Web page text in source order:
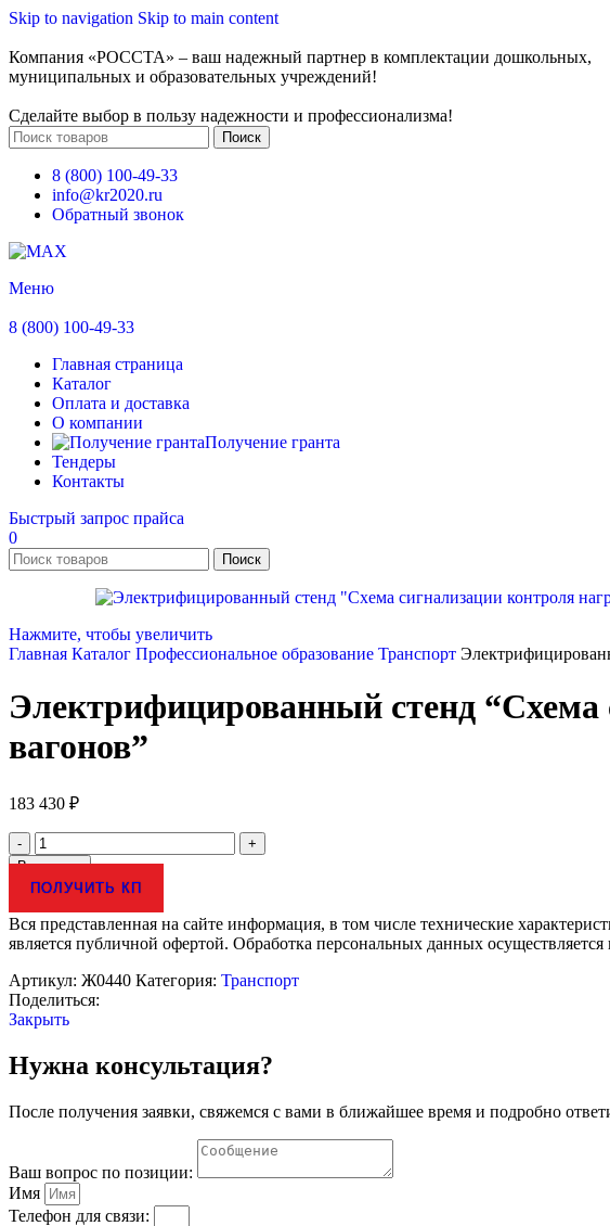
Skip to navigation Skip to main content
Компания «РОССТА» – ваш надежный партнер в комплектации дошкольных,
муниципальных и образовательных учреждений!
Сделайте выбор в пользу надежности и профессионализма!
Поиск
8 (800) 100-49-33
info@kr2020.ru
Обратный звонок
Меню
8 (800) 100-49-33
Главная страница
Каталог
Оплата и доставка
О компании
Получение гранта
Тендеры
Контакты
Быстрый запрос прайса
0
Поиск
Нажмите, чтобы увеличить
Главная Каталог Профессиональное образование Транспорт
Электрифицированный стенд “Схема
вагонов”
183 430 ₽
Количество
товара
Электрифицированный
стенд
"Схема
сигнализации
контроля
нагрева
букс
2-
В корзину
ПОЛУЧИТЬ КП
Вся представленная на сайте информация, в том числе технические
является публичной офертой. Обработка персональных данных
Артикул: Ж0440 Категория: Транспорт
Поделиться:
Закрыть
Нужна консультация?
После получения заявки, свяжемся с вами в ближайшее время и подробно
Ваш вопрос по позиции:
Имя
Телефон для связи: